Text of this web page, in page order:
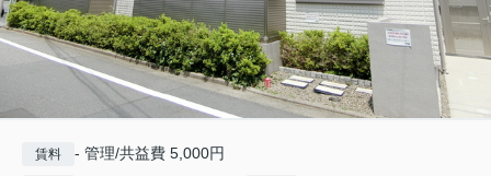
賃料 - 管理/共益費 5,000円